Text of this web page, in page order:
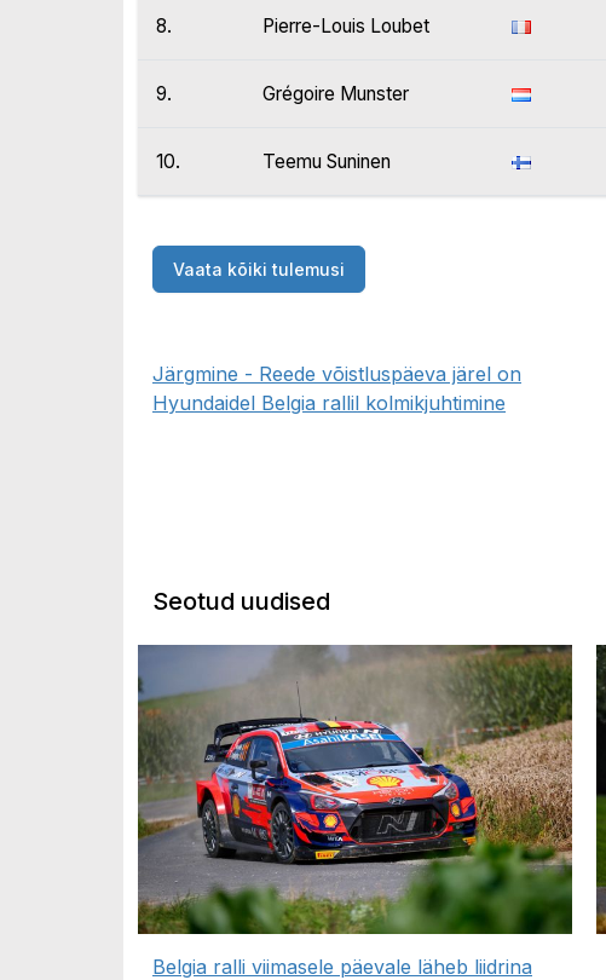
8. Pierre-Louis Loubet
9. Grégoire Munster
10. Teemu Suninen
Vaata kõiki tulemusi
Järgmine - Reede võistluspäeva järel on
Hyundaidel Belgia rallil kolmikjuhtimine
Seotud uudised
Belgia ralli viimasele päevale läheb liidrina